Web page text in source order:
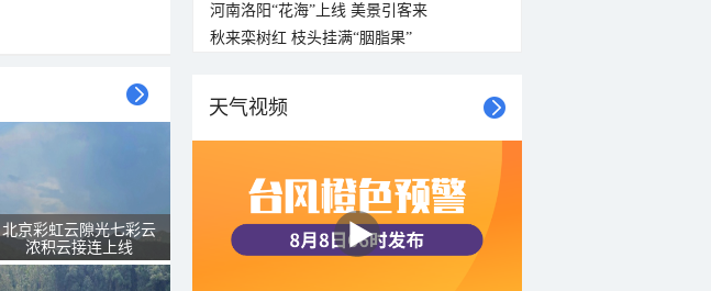
北京彩虹云隙光七彩云
浓积云接连上线
河南洛阳“花海”上线 美景引客来
秋来栾树红 枝头挂满“胭脂果”
天气视频